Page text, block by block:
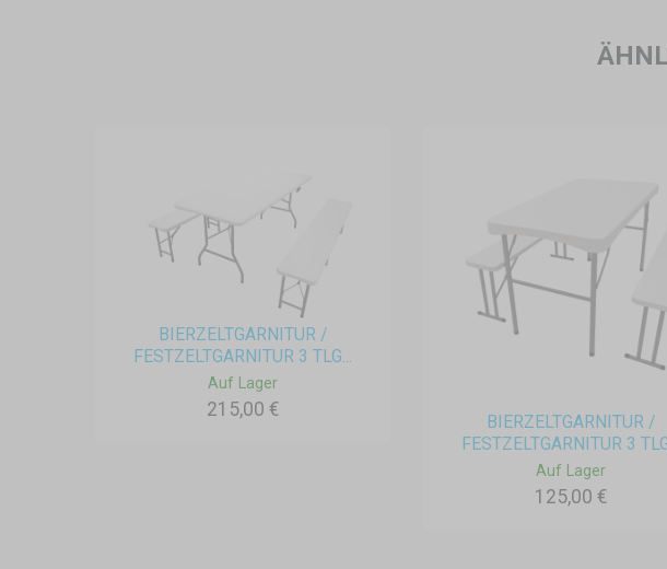
BIERZELTGARNITUR /
FESTZELTGARNITUR 3 TLG...
Auf Lager
215,00 €
BIERZELTGARNITUR /
FESTZELTGARNITUR 3
Auf Lager
125,00 €